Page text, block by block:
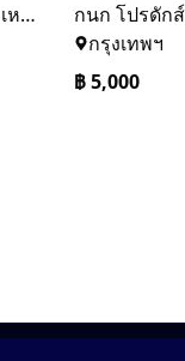
เทปกาว OPP สำหรับล้งผลไม้ – เหนียวแน่น ประหยัดกว่า ติดทน สบายใจ
กรุงเทพฯ
฿5,000